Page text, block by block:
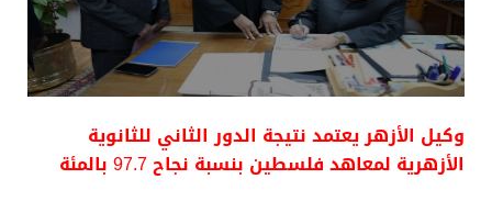
وكيل الأزهر يعتمد نتيجة الدور الثاني للثانوية
الأزهرية لمعاهد فلسطين بنسبة نجاح 97.7 بالمئة